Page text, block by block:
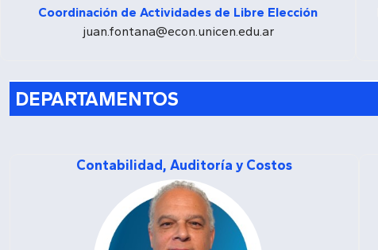
Coordinación de Actividades de Libre Elección
juan.fontana@econ.unicen.edu.ar
DEPARTAMENTOS
Contabilidad, Auditoría y Costos